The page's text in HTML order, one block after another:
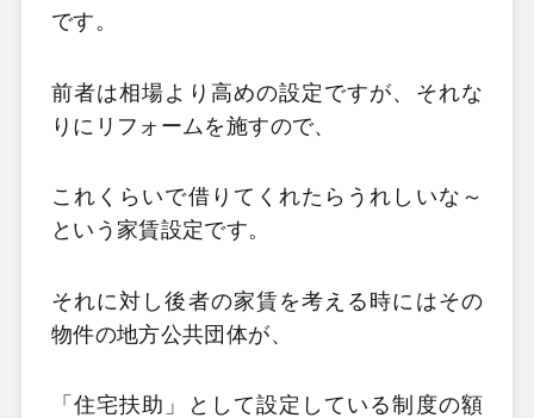
です。
前者は相場より高めの設定ですが、それな
りにリフォームを施すので、
これくらいで借りてくれたらうれしいな～
という家賃設定です。
それに対し後者の家賃を考える時にはその
物件の地方公共団体が、
「住宅扶助」として設定している制度の額